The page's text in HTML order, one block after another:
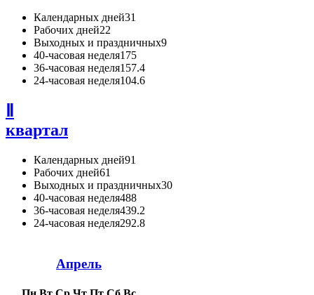
Календарных дней31
Рабочих дней22
Выходных и праздничных9
40-часовая неделя175
36-часовая неделя157.4
24-часовая неделя104.6
квартал
Календарных дней91
Рабочих дней61
Выходных и праздничных30
40-часовая неделя488
36-часовая неделя439.2
24-часовая неделя292.8
Апрель